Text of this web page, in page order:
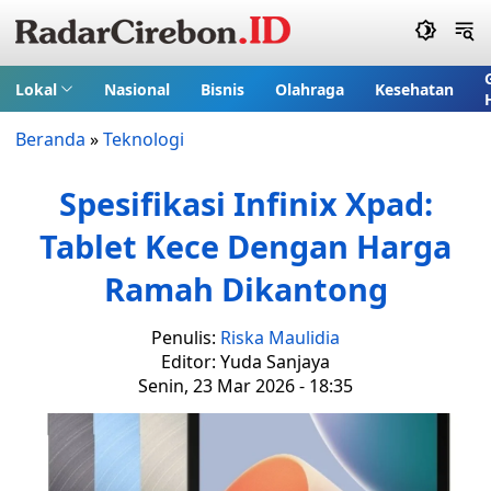
Lokal Nasional Bisnis Olahraga Kesehatan
Beranda »Teknologi
Spesifikasi Infinix Xpad:
Tablet Kece Dengan Harga
Ramah Dikantong
Penulis: Riska Maulidia
Editor: Yuda Sanjaya
Senin, 23 Mar 2026 - 18:35